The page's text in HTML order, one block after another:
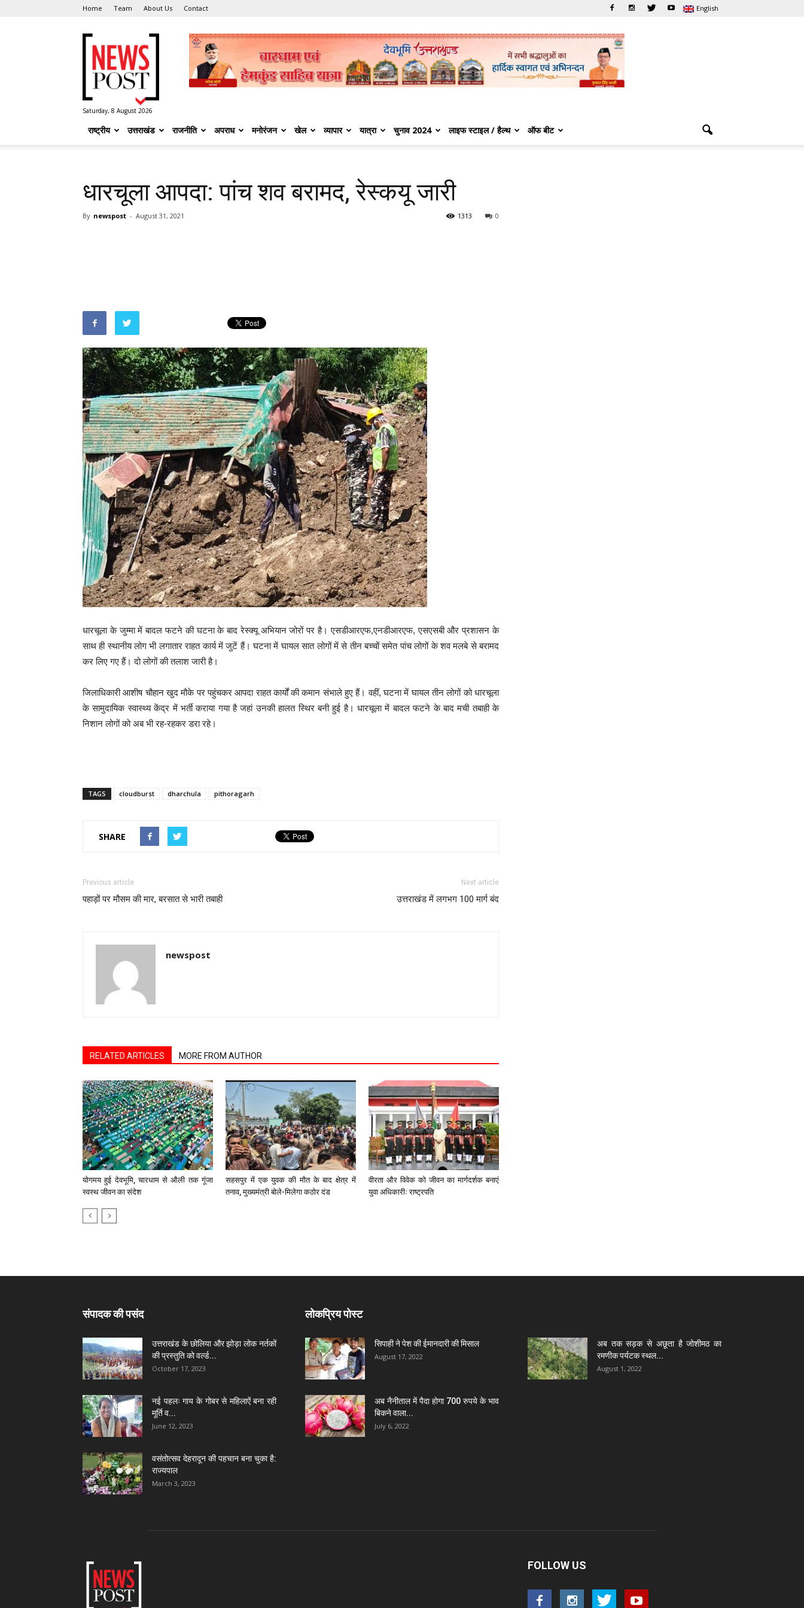
Home Team About Us Contact English
Post
Saturday, 8 August 2026
राष्ट्रीय उत्तराखंड राजनीति अपराध मनोरंजन खेल व्यापार यात्रा चुनाव 2024 लाइफ स्टाइल / हैल्थ ऑफ बीट
धारचूला आपदा: पांच शव बरामद, रेस्कयू जारी
By newspost - August 31, 2021 0
1313
धारचूला के जुम्मा में बादल फटने की घटना के बाद रेस्क्यू अभियान जोरों पर है। एसडीआरएफ,एनडीआरएफ, एसएसबी और प्रशासन के
साथ ही स्थानीय लोग भी लगातार राहत कार्य में जुटें हैं। घटना में घायल सात लोगों में से तीन बच्चों समेत पांच लोगों के शव मलबे से बरामद
कर लिए गए हैं। दो लोगों की तलाश जारी है।
जिलाधिकारी आशीष चौहान खुद मौके पर पहुंचकर आपदा राहत कार्यों की कमान संभाले हुए हैं। वहीं, घटना में घायल तीन लोगों को धारचूला
के सामुदायिक स्वास्थ्य केंद्र में भर्ती कराया गया है जहां उनकी हालत स्थिर बनी हुई है। धारचूला में बादल फटने के बाद मची तबाही के
निशान लोगों को अब भी रह-रहकर डरा रहे।
TAGS cloudburst dharchula pithoragarh
SHARE
Previous article
पहाड़ों पर मौसम की मार, बरसात से भारी तबाही
Next article
उत्तराखंड में लगभग 100 मार्ग बंद
newspost
RELATED ARTICLES MORE FROM AUTHOR
योगमय हुई देवभूमि, चारधाम से औली तक गूंजा
स्वस्थ जीवन का संदेश
सहसपुर में एक युवक की मौत के बाद क्षेत्र में
तनाव, मुख्यमंत्री बोले-मिलेगा कठोर दंड
वीरता और विवेक को जीवन का मार्गदर्शक बनाएं
युवा अधिकारीः राष्ट्रपति
संपादक की पसंद
उत्तराखंड के छोलिया और झोड़ा लोक नर्तकों
की प्रस्तुति को वर्ल्ड...
October 17, 2023
नई पहलः गाय के गोबर से महिलाऐं बना रही
मूर्ति व...
June 12, 2023
वसंतोत्सव देहरादून की पहचान बना चुका है:
राज्यपाल
March 3, 2023
लोकप्रिय पोस्ट
सिपाही ने पेश की ईमानदारी की मिसाल
August 17, 2022
अब तक सड़क से अछूता है जोशीमठ का
रमणीक पर्यटक स्थल...
August 1, 2022
अब नैनीताल में पैदा होगा 700 रुपये के भाव
बिकने वाला...
July 6, 2022
FOLLOW US